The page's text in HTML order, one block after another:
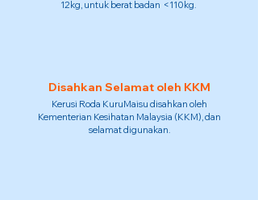
12kg, untuk berat badan <110kg.
Disahkan Selamat oleh KKM
Kerusi Roda KuruMaisu disahkan oleh
Kementerian Kesihatan Malaysia (KKM), dan
selamat digunakan.